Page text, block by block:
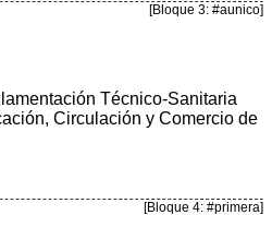
[Bloque 3: #aunico]
Técnico-Sanitaria
Circulación y Comercio de
[Bloque 4: #primera]